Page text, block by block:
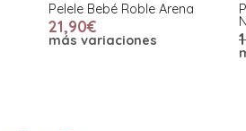
Pelele sin Mangas Pacific
Naranja
19,90€ 10,00€